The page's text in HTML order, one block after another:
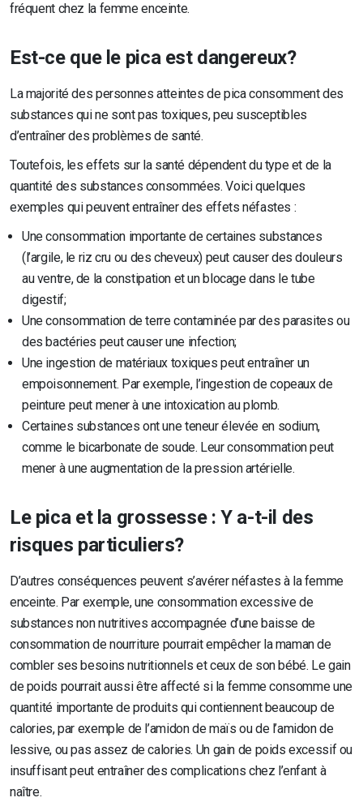
fréquent chez la femme enceinte.
Est-ce que le pica est dangereux?
La majorité des personnes atteintes de pica consomment des
substances qui ne sont pas toxiques, peu susceptibles
d’entraîner des problèmes de santé.
Toutefois, les effets sur la santé dépendent du type et de la
quantité des substances consommées. Voici quelques
exemples qui peuvent entraîner des effets néfastes :
Une consommation importante de certaines substances
(l’argile, le riz cru ou des cheveux) peut causer des douleurs
au ventre, de la constipation et un blocage dans le tube
digestif;
Une consommation de terre contaminée par des parasites ou
des bactéries peut causer une infection;
Une ingestion de matériaux toxiques peut entraîner un
empoisonnement. Par exemple, l’ingestion de copeaux de
peinture peut mener à une intoxication au plomb.
Certaines substances ont une teneur élevée en sodium,
comme le bicarbonate de soude. Leur consommation peut
mener à une augmentation de la pression artérielle.
Le pica et la grossesse : Y a-t-il des
risques particuliers?
D’autres conséquences peuvent s’avérer néfastes à la femme
enceinte. Par exemple, une consommation excessive de
substances non nutritives accompagnée d’une baisse de
consommation de nourriture pourrait empêcher la maman de
combler ses besoins nutritionnels et ceux de son bébé. Le gain
de poids pourrait aussi être affecté si la femme consomme une
quantité importante de produits qui contiennent beaucoup de
calories, par exemple de l’amidon de maïs ou de l’amidon de
lessive, ou pas assez de calories. Un gain de poids excessif ou
insuffisant peut entraîner des complications chez l’enfant à
naître.